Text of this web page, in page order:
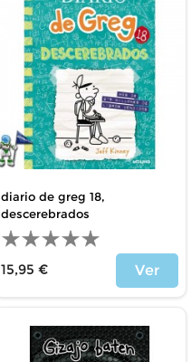
diario de greg 18,
descerebrados
15,95 €
Ver